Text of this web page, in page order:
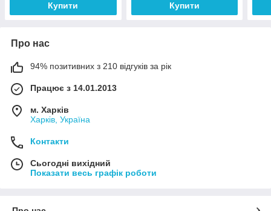
Купити Купити
Про нас
94% позитивних з 210 відгуків за рік
Працює з 14.01.2013
м. Харків
Харків, Україна
Контакти
Сьогодні вихідний
Показати весь графік роботи